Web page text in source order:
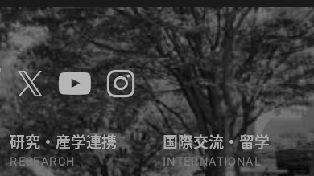
研究・産学連携
RESEARCH
国際交流・留学
INTERNATIONAL